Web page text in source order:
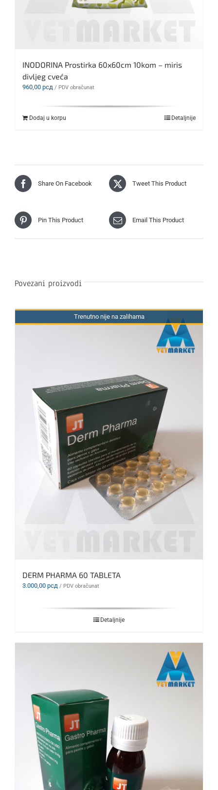
INODORINA Prostirka 60x60cm 10kom – miris
divljeg cveća
960,00 рсд / PDV obračunat
Dodaj u korpu Detaljnije
Share On Facebook Tweet This Product
Pin This Product Email This Product
Povezani proizvodi
Trenutno nije na zalihama
DERM PHARMA 60 TABLETA
3.000,00 рсд / PDV obračunat
Detaljnije